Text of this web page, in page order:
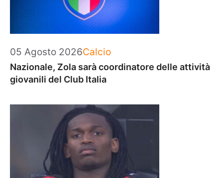
05 Agosto 2026Categorie
Calcio
Nazionale, Zola sarà coordinatore delle attività
giovanili del Club Italia